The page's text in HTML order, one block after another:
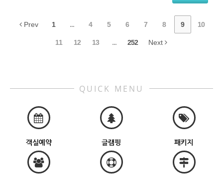
Prev 1 ... 4 5 6 7 8 9 10
11 12 13 ... 252 Next
QUICK MENU
객실예약 글램핑 패키지